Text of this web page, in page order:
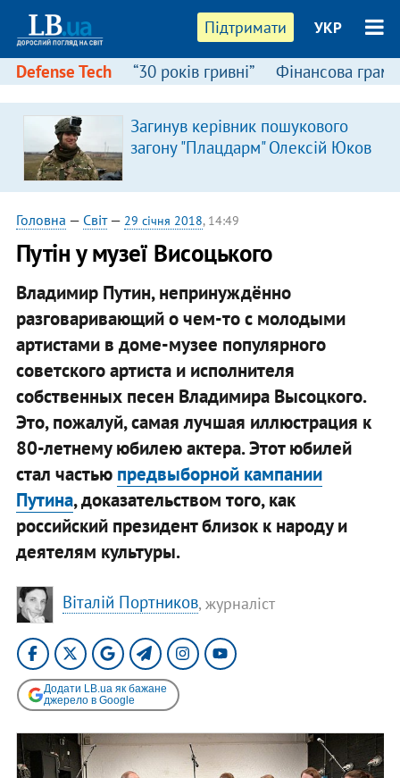
Підтримати УКР
Defense Tech “30 років гривні” Фінансова
Загинув керівник пошукового
загону "Плацдарм" Олексій Юков
Головна — Світ— 29 січня 2018, 14:49
Путін у музеї Висоцького
Владимир Путин, непринуждённо
разговаривающий о чем-то с молодыми
артистами в доме-музее популярного
советского артиста и исполнителя
собственных песен Владимира Высоцкого.
Это, пожалуй, самая лучшая иллюстрация к
80-летнему юбилею актера. Этот юбилей
стал частью предвыборной кампании
Путина, доказательством того, как
российский президент близок к народу и
деятелям культуры.
Віталій Портников, журналіст
Додати LB.ua як бажане
джерело в Google